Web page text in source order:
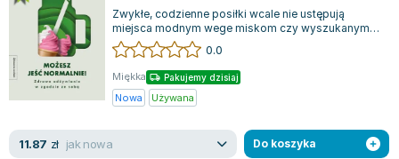
Maria Seweryn
Janina Zającówna
Eric Helms
Anna Prus (oprac.)
Nela Mała Reporterka
Barbara Wrzesińska
Zwykłe, codzienne posiłki wcale nie ustępują
miejsca modnym wege miskom czy wyszukanym
potrawom z egzotycznymi składnikami. W rzec...
0.0
Miękka Pakujemy dzisiaj
Nowa Używana
11.87 zł jak nowa Do koszyka